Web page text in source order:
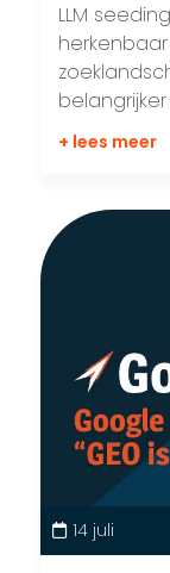
LLM
+ lees meer
14 juli